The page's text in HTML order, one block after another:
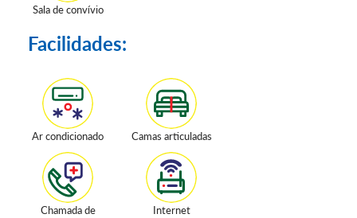
Sala de convívio
Facilidades:
Ar condicionado Camas articuladas
Chamada de
Internet